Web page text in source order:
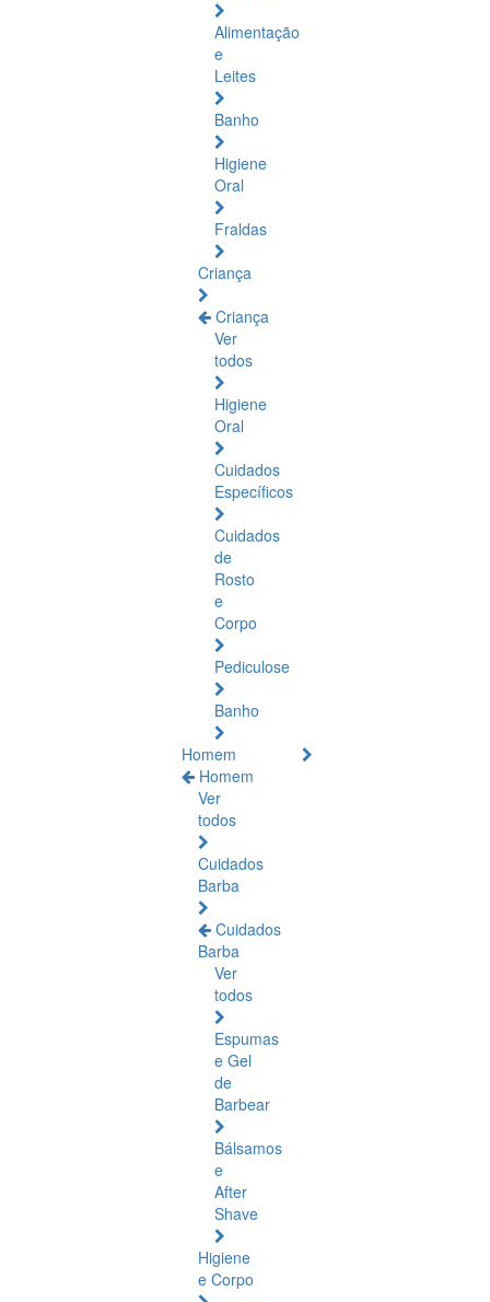
Alimentação
e
Leites
Banho
Higiene
Oral
Fraldas
Criança
Criança
Ver
todos
Higiene
Oral
Cuidados
Específicos
Cuidados
de
Rosto
e
Corpo
Pediculose
Banho
Homem
Homem
Ver
todos
Cuidados
Barba
Cuidados
Barba
Ver
todos
Espumas
e Gel
de
Barbear
Bálsamos
e
After
Shave
Higiene
e Corpo